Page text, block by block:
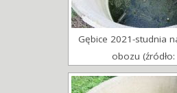
Gębice 2021-studnia
obozu (źródło: